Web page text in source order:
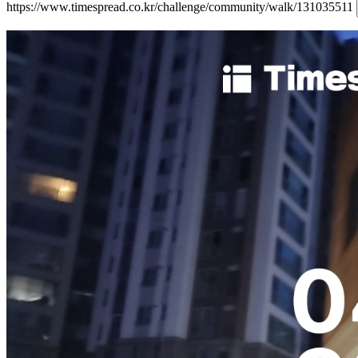
https://www.timespread.co.kr/challenge/community/walk/131035511